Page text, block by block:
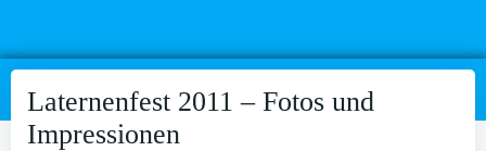
Laternenfest 2011 – Fotos und
Impressionen